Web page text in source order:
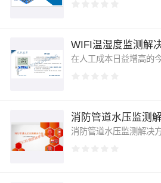
WIFI温湿度监测解
消防管道水压监测